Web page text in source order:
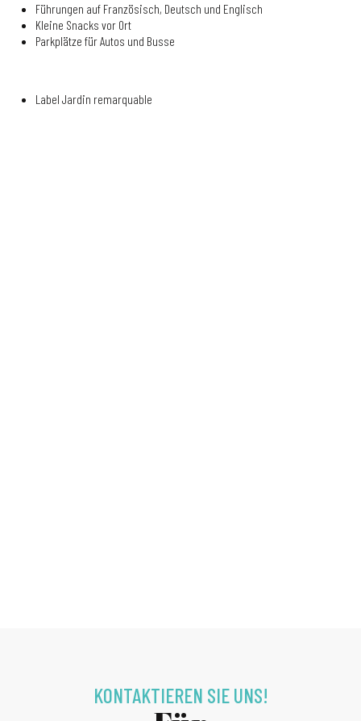
Führungen auf Französisch, Deutsch und Englisch
Kleine Snacks vor Ort
Parkplätze für Autos und Busse
Label Jardin remarquable
KONTAKTIEREN SIE UNS!